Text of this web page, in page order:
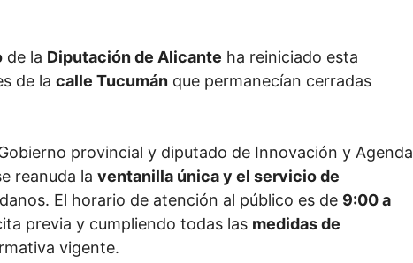
de la Diputación de Alicante ha reiniciado esta
de la calle Tucumán que permanecían cerradas
provincial y diputado de Innovación y Agenda
reanuda la ventanilla única y el servicio de
El horario de atención al público es de 9:00 a
previa y cumpliendo todas las medidas de
vigente.